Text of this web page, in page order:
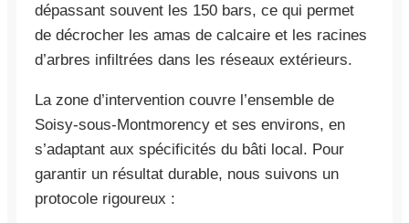
dépassant souvent les 150 bars, ce qui permet
de décrocher les amas de calcaire et les racines
d’arbres infiltrées dans les réseaux extérieurs.
La zone d’intervention couvre l’ensemble de
Soisy-sous-Montmorency et ses environs, en
s’adaptant aux spécificités du bâti local. Pour
garantir un résultat durable, nous suivons un
protocole rigoureux :